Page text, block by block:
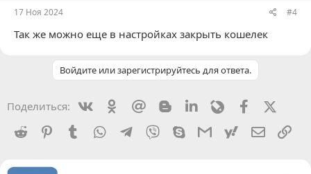
17 Ноя 2024 #4
Так же можно еще в настройках закрыть кошелек
Войдите или зарегистрируйтесь для ответа.
Поделиться: VkontakteOdnoklassniki
Mail.ru BloggerLinkedinLivejournalFacebook
Reddit
PinterestTumblr WhatsAppTelegram
Viber SkypeGmailyahoomail